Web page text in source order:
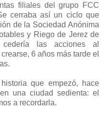
filiales del grupo FCC
cerraba así un ciclo que
de la Sociedad Anónima
y Riego de Jerez de
las acciones al
6 años más tarde el
que empezó, hace
una ciudad sedienta: el
a recordarla.